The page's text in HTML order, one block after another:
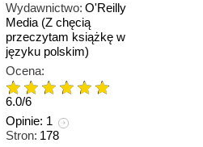
Wydawnictwo: O'Reilly
Media (Z chęcią
przeczytam książkę w
języku polskim)
Ocena:
6.0/6
Opinie: 1
Stron: 178